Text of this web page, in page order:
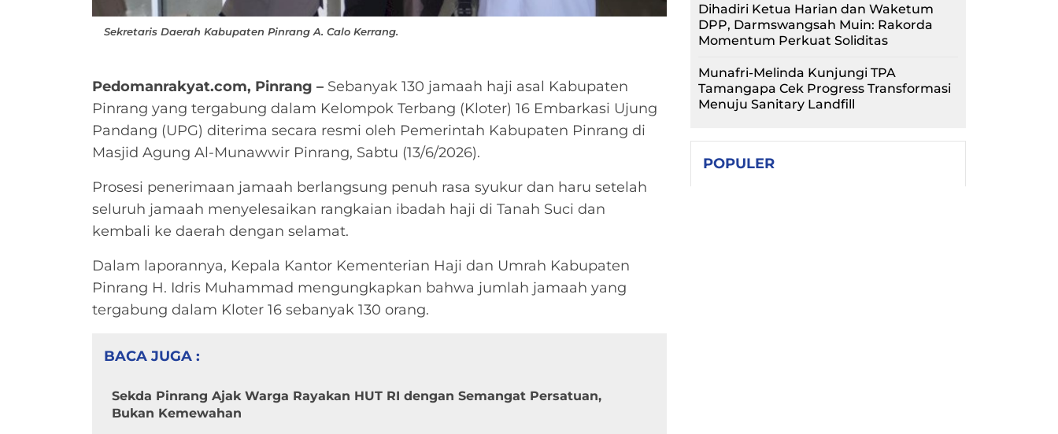
Sekretaris Daerah Kabupaten Pinrang A. Calo Kerrang.
Pedomanrakyat.com, Pinrang – Sebanyak 130 jamaah haji asal Kabupaten
Pinrang yang tergabung dalam Kelompok Terbang (Kloter) 16 Embarkasi Ujung
Pandang (UPG) diterima secara resmi oleh Pemerintah Kabupaten Pinrang di
Masjid Agung Al-Munawwir Pinrang, Sabtu (13/6/2026).
Prosesi penerimaan jamaah berlangsung penuh rasa syukur dan haru setelah
seluruh jamaah menyelesaikan rangkaian ibadah haji di Tanah Suci dan
kembali ke daerah dengan selamat.
Dalam laporannya, Kepala Kantor Kementerian Haji dan Umrah Kabupaten
Pinrang H. Idris Muhammad mengungkapkan bahwa jumlah jamaah yang
tergabung dalam Kloter 16 sebanyak 130 orang.
BACA JUGA :
Sekda Pinrang Ajak Warga Rayakan HUT RI dengan Semangat Persatuan,
Bukan Kemewahan
Dihadiri Ketua Harian dan Waketum
DPP, Darmswangsah Muin: Rakorda
Momentum Perkuat Soliditas
Munafri-Melinda Kunjungi TPA
Tamangapa Cek Progress Transformasi
Menuju Sanitary Landfill
POPULER